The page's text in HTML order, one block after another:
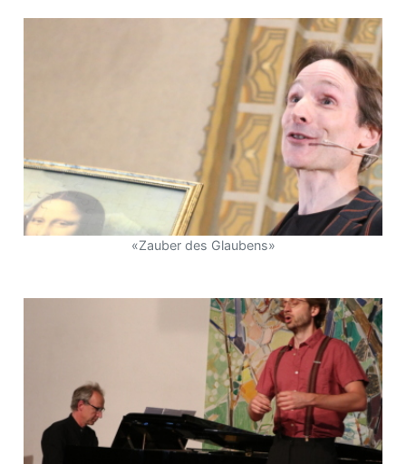
«Zauber des Glaubens»